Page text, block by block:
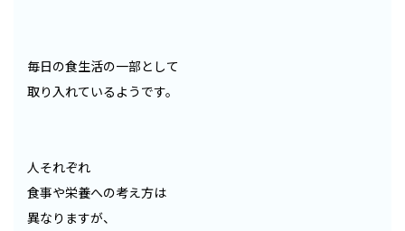
毎日の食生活の一部として
取り入れているようです。
人それぞれ
食事や栄養への考え方は
異なりますが、